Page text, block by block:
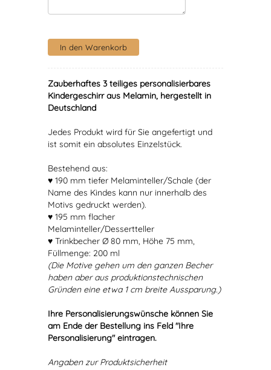
Zauberhaftes 3 teiliges personalisierbares
Kindergeschirr aus Melamin, hergestellt in
Deutschland
Jedes Produkt wird für Sie angefertigt und
ist somit ein absolutes Einzelstück.
Bestehend aus:
♥ 190 mm tiefer Melaminteller/Schale (der
Name des Kindes kann nur innerhalb des
Motivs gedruckt werden).
♥ 195 mm flacher
Melaminteller/Dessertteller
♥ Trinkbecher Ø 80 mm, Höhe 75 mm,
Füllmenge: 200 ml
(Die Motive gehen um den ganzen Becher
haben aber aus produktionstechnischen
Gründen eine etwa 1 cm breite Aussparung.)
Ihre Personalisierungswünsche können Sie
am Ende der Bestellung ins Feld "Ihre
Personalisierung" eintragen.
Angaben zur Produktsicherheit